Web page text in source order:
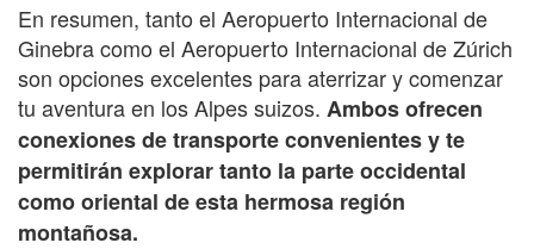
En resumen, tanto el Aeropuerto Internacional de
Ginebra como el Aeropuerto Internacional de Zúrich
son opciones excelentes para aterrizar y comenzar
tu aventura en los Alpes suizos. Ambos ofrecen
conexiones de transporte convenientes y te
permitirán explorar tanto la parte occidental
como oriental de esta hermosa región
montañosa.